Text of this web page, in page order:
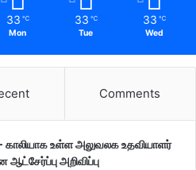
33 ℃
Mon
33 ℃
Tue
33 ℃
Wed
Comments
– காலியாக உள்ள அலுவலக உதவியாளர்
அறிவிப்பு